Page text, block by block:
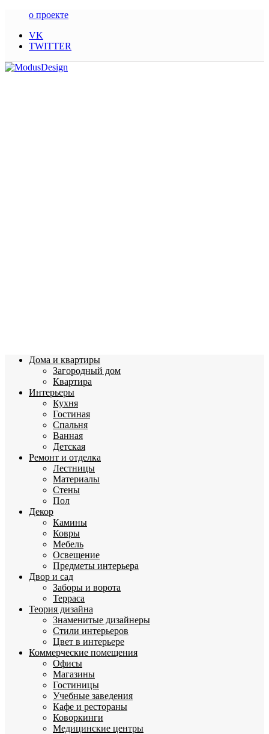
о проекте
VK
TWITTER
Дома и квартиры
Загородный дом
Квартира
Интерьеры
Кухня
Гостиная
Спальня
Ванная
Детская
Ремонт и отделка
Лестницы
Материалы
Стены
Пол
Декор
Камины
Ковры
Мебель
Освещение
Предметы интерьера
Двор и сад
Заборы и ворота
Терраса
Теория дизайна
Знаменитые дизайнеры
Стили интерьеров
Цвет в интерьере
Коммерческие помещения
Офисы
Магазины
Гостиницы
Учебные заведения
Кафе и рестораны
Коворкинги
Медицинские центры